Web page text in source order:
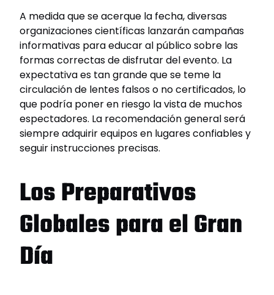
A medida que se acerque la fecha, diversas
organizaciones científicas lanzarán campañas
informativas para educar al público sobre las
formas correctas de disfrutar del evento. La
expectativa es tan grande que se teme la
circulación de lentes falsos o no certificados, lo
que podría poner en riesgo la vista de muchos
espectadores. La recomendación general será
siempre adquirir equipos en lugares confiables y
seguir instrucciones precisas.
Los Preparativos
Globales para el Gran
Día